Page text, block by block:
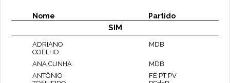
Nome Partido
SIM
ADRIANO
COELHO
MDB
ANA CUNHA
MDB
ANTÔNIO
FE PT PV